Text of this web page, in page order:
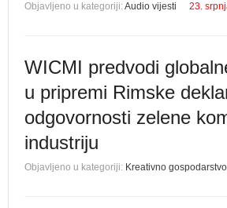
Objavljeno u kategoriji:Audio vijesti 23.
WICMI predvodi
u pripremi Rimske
odgovornosti zelene
industriju
Objavljeno u kategoriji: Kreativno gospodarstvo